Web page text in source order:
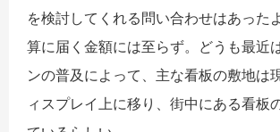
を検討してくれる問い合わせはあった
算に届く金額には至らず。どうも最近
ンの普及によって、主な看板の敷地は
ィスプレイ上に移り、街中にある看板